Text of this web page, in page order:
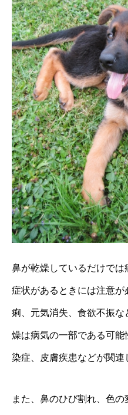
鼻が乾燥しているだけで
症状があるときには注意
痢、元気消失、食欲不振
燥は病気の一部である可
染症、皮膚疾患などが関連
また、鼻のひび割れ、色